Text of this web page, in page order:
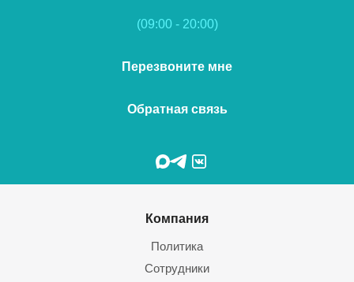
(09:00 - 20:00)
Перезвоните мне
Обратная связь
Компания
Политика
Сотрудники